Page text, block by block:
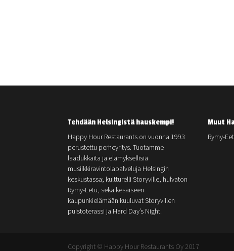
Tehdään Helsingistä hauskempi!
Happy Hour Restaurants on vuonna 1993
perustettu perheyritys. Tuotamme
laadukkaita ja elämyksellisiä
musiikkiravintolapalveluja Helsingin
keskustassa; kultturelli Storyville, hulvaton
Rymy-Eetu, sekä kesäiseen
kaupunkielämään kuuluvat Storyvillen
puistoterassi ja Hard Day’s Night.
Muut
Rymy-
Copyright © Happy Hour Restaurants Oy 2017